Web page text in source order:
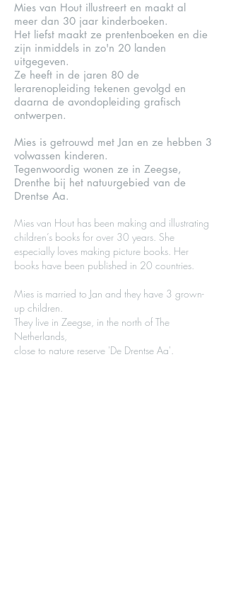
Mies van Hout illustreert en maakt al
meer dan 30 jaar kinderboeken.
Het liefst maakt ze prentenboeken en die
zijn inmiddels in zo'n 20 landen
uitgegeven.
Ze heeft in de jaren 80 de
lerarenopleiding tekenen gevolgd en
daarna de avondopleiding grafisch
ontwerpen.
Mies is getrouwd met Jan en ze hebben 3
volwassen kinderen.
Tegenwoordig wonen ze in Zeegse,
Drenthe bij het natuurgebied van de
Drentse Aa.
Mies van Hout has been making and illustrating
children’s books for over 30 years. She
especially loves making picture books. Her
books have been published in 20 countries.
Mies is married to Jan and they have 3 grown-
up children.
They live in Zeegse, in the north of The
Netherlands,
close to nature reserve 'De Drentse Aa'.